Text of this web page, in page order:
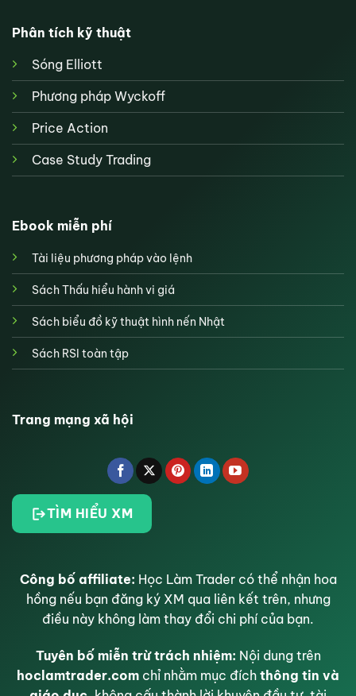
Phân tích kỹ thuật
Sóng Elliott
Phương pháp Wyckoff
Price Action
Case Study Trading
Ebook miễn phí
Tài liệu phương pháp vào lệnh
Sách Thấu hiểu hành vi giá
Sách biểu đồ kỹ thuật hình nến Nhật
Sách RSI toàn tập
Trang mạng xã hội
TÌM HIỂU XM
Công bố affiliate: Học Làm Trader có thể nhận hoa
hồng nếu bạn đăng ký XM qua liên kết trên, nhưng
điều này không làm thay đổi chi phí của bạn.
Tuyên bố miễn trừ trách nhiệm: Nội dung trên
hoclamtrader.com chỉ nhằm mục đích thông tin và